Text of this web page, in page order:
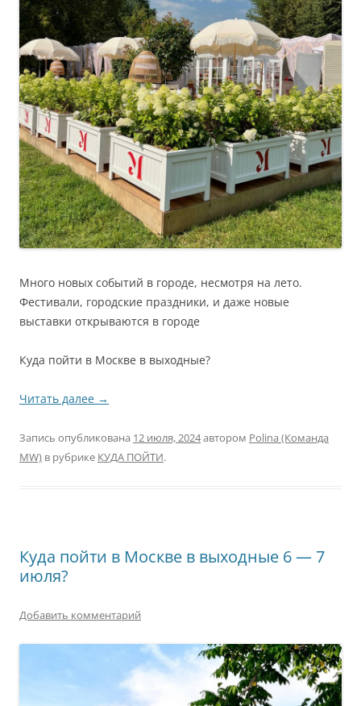
Много новых событий в городе, несмотря на лето.
Фестивали, городские праздники, и даже новые
выставки открываются в городе
Куда пойти в Москве в выходные?
Читать далее →
Запись опубликована 12 июля, 2024автором Polina (Команда
MW) в рубрике КУДА ПОЙТИ.
Куда пойти в Москве в выходные 6 — 7
июля?
Добавить комментарий